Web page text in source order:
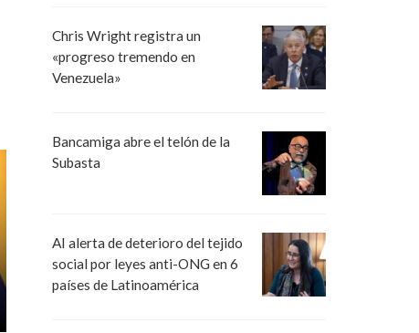
Chris Wright registra un
«progreso tremendo en
Venezuela»
Bancamiga abre el telón de la
Subasta
AI alerta de deterioro del tejido
social por leyes anti-ONG en 6
países de Latinoamérica